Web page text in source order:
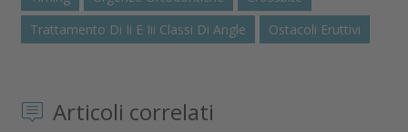
Trattamento Di Ii E Iii Classi Di Angle
Ostacoli Eruttivi
Articoli correlati